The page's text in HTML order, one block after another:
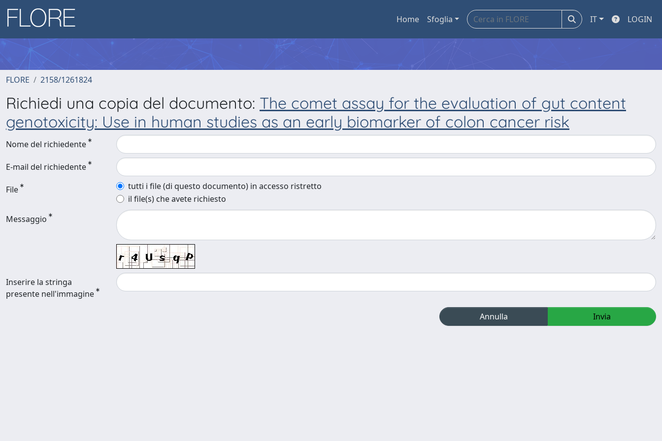
Home Sfoglia IT LOGIN
FLORE 2158/1261824
Richiedi una copia del documento: The comet assay for the evaluation of gut content
genotoxicity: Use in human studies as an early biomarker of colon cancer risk
Nome del richiedente
E-mail del richiedente
File
tutti i file (di questo documento) in accesso ristretto
il file(s) che avete richiesto
Messaggio
Inserire la stringa
presente nell'immagine
Annulla Invia